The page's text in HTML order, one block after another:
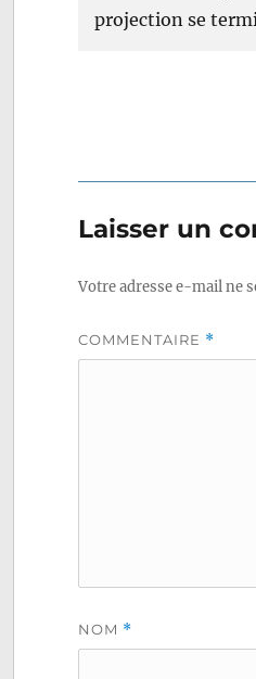
projection se
Laisser un
Votre adresse e-mail ne
COMMENTAIRE *
NOM *